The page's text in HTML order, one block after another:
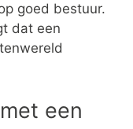
goed bestuur.
dat een
een